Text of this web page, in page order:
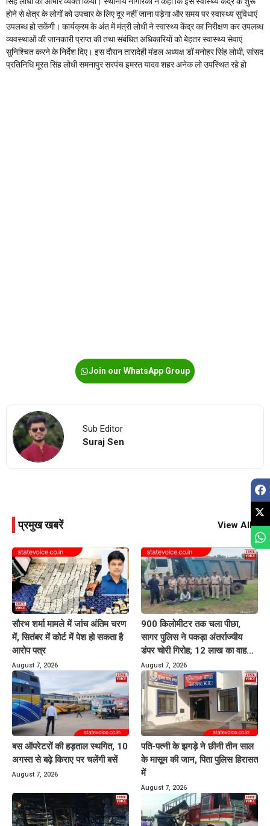
होने से क्षेत्र के लोगों को उपचार के लिए दूर नहीं जाना पड़ेगा और समय पर स्वास्थ्य सुविधाएं
उपलब्ध हो सकेंगी। कार्यक्रम के अंत में मंत्री लोधी ने स्वास्थ्य केंद्र का निरीक्षण कर उपलब्ध
व्यवस्थाओं की जानकारी प्राप्त की तथा संबंधित अधिकारियों को बेहतर स्वास्थ्य सेवाएं
सुनिश्चित करने के निर्देश दिए। इस दौरान तारादेही मंडल अध्यक्ष डॉ मनोहर सिंह लोधी, सांसद
प्रतिनिधि मूरत सिंह लोधी समनापुर सरपंच इमरत यादव शहर अनेक लो उपस्थित रहे हो
Join our WhatsApp Group
Sub Editor
Suraj Sen
प्रमुख खबरें View All
सौरभ शर्मा मामले में जांच अंतिम चरण
में, सितंबर में कोर्ट में पेश हो सकता है
आरोप पत्र
August 7, 2026
900 किलोमीटर तक चला पीछा,
सागर पुलिस ने पकड़ा अंतर्राज्यीय
डंपर चोरी गिरोह; 12 लाख का वाहन
बरामद
August 7, 2026
बस ऑपरेटरों की हड़ताल स्थगित, 10
अगस्त से बढ़े किराए पर चलेंगी बसें
August 7, 2026
पति-पत्नी के झगड़े ने छीनी तीन साल
के मासूम की जान, पिता पुलिस हिरासत
में
August 7, 2026